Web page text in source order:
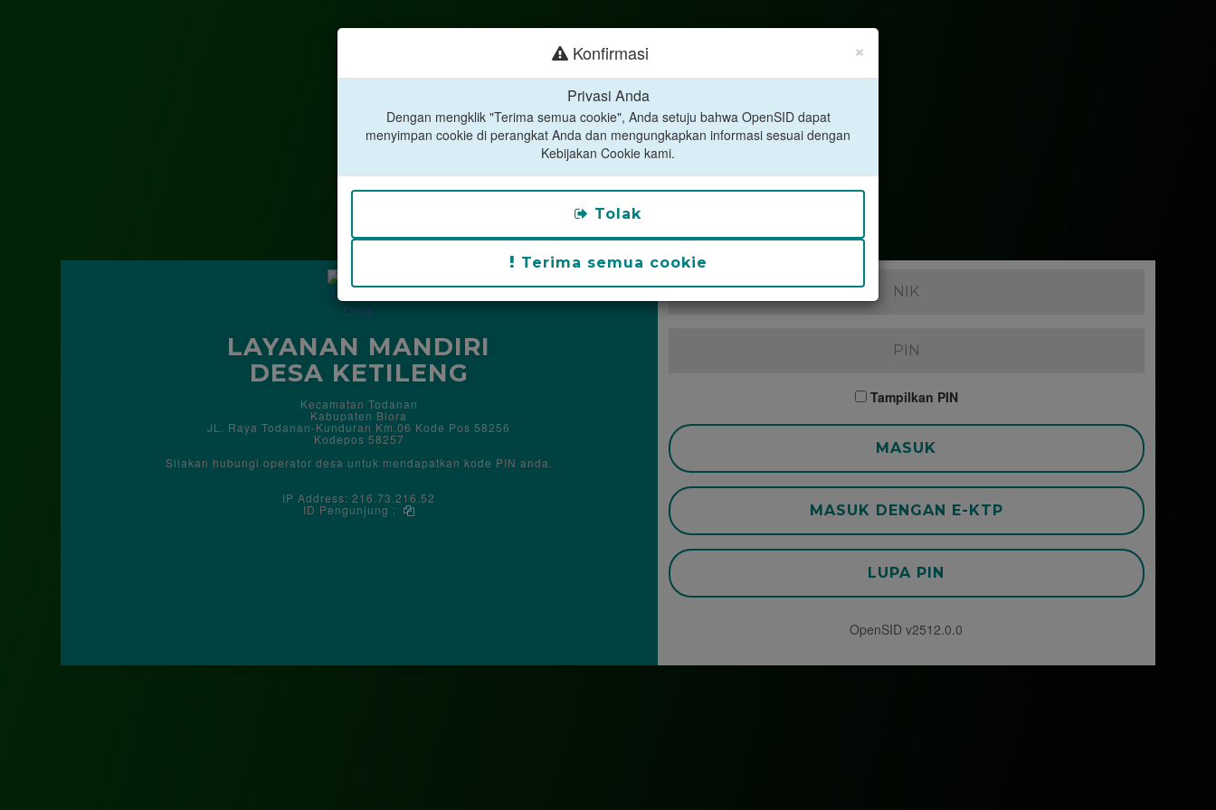
LAYANAN MANDIRI
DESA KETILENG
Kecamatan Todanan
Kabupaten Blora
JL. Raya Todanan-Kunduran Km.06 Kode Pos 58256
Kodepos 58257
Silakan hubungi operator desa untuk mendapatkan kode PIN anda.
IP Address: 216.73.216.52
ID Pengunjung :
Tampilkan PIN
MASUK
MASUK DENGAN E-KTP
LUPA PIN
OpenSID v2512.0.0
×
Konfirmasi
Privasi Anda
Dengan mengklik "Terima semua cookie", Anda setuju bahwa OpenSID dapat
menyimpan cookie di perangkat Anda dan mengungkapkan informasi sesuai dengan
Kebijakan Cookie kami.
Tolak
Terima semua cookie